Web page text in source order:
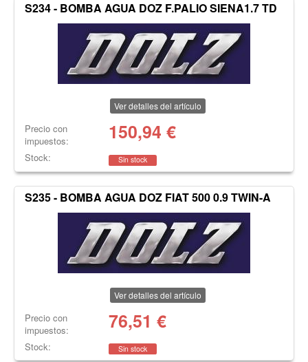
S234 - BOMBA AGUA DOZ F.PALIO SIENA1.7 TD
Ver detalles del artículo
Precio con
impuestos:
150,94 €
Stock: Sin stock
S235 - BOMBA AGUA DOZ FIAT 500 0.9 TWIN-A
Ver detalles del artículo
Precio con
impuestos:
76,51 €
Stock: Sin stock